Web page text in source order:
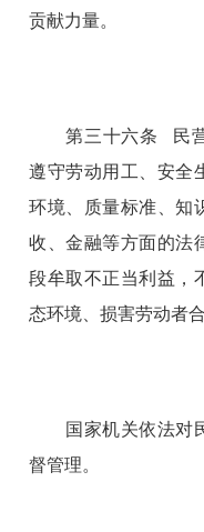
贡献力量。
第三十六条 民营
遵守劳动用工、安全
环境、质量标准、知
收、金融等方面的法
段牟取不正当利益，
态环境、损害劳动者
国家机关依法对民
督管理。